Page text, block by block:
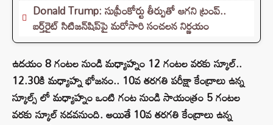
Donald Trump: సుప్రీంకోర్టు తీర్పుతో ఆగని ట్రంప్..
బర్త్‌రైట్ సిటిజన్‌షిప్‌పై మరోసారి సంచలన నిర్ణయం
ఉదయం 8 గంటల నుండి మధ్యాహ్నం 12 గంటల వరకు స్కూల్..
12.30కి మధ్యాహ్న భోజనం.. 10వ తరగతి పరీక్షా కేంద్రాలు ఉన్న
స్కూల్స్ లో మధ్యాహ్నం ఒంటి గంట నుండి సాయంత్రం 5 గంటల
వరకు స్కూల్ నడవనుంది. అయితే 10వ తరగతి కేంద్రాలు ఉన్న